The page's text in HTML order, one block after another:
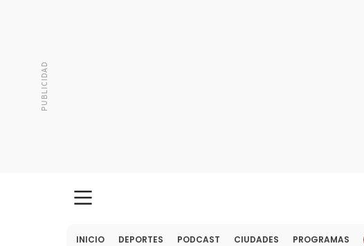
INICIO DEPORTES PODCAST CIUDADES PROGRAMAS